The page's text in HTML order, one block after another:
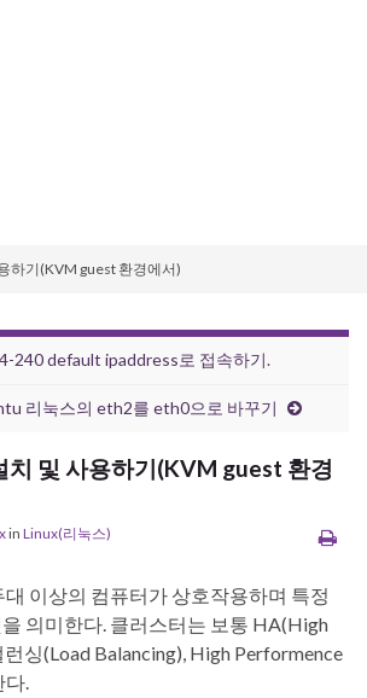
하기(KVM guest 환경에서)
240 default ipaddress로 접속하기.
리눅스의 eth2를 eth0으로 바꾸기
치 및 사용하기(KVM guest 환경
in Linux(리눅스)
이상의 컴퓨터가 상호작용하며 특정
의미한다. 클러스터는 보통 HA(High
싱(Load Balancing), High Performence
다.